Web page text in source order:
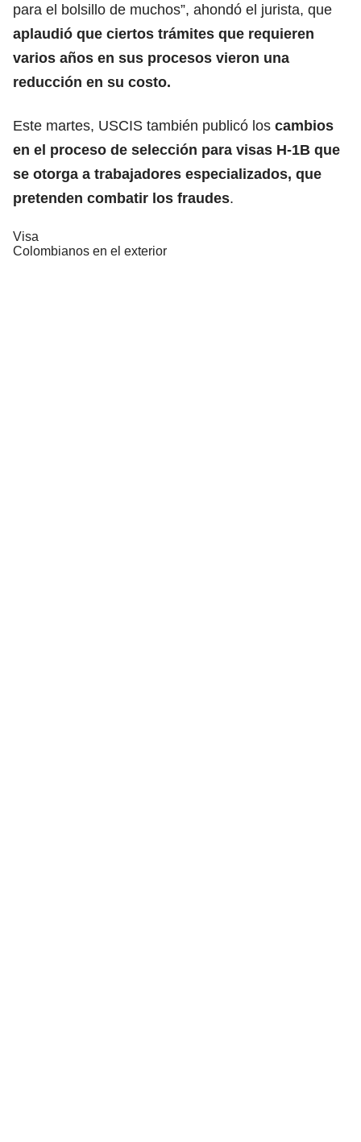
para el bolsillo de muchos”, ahondó el jurista, que
aplaudió que ciertos trámites que requieren
varios años en sus procesos vieron una
reducción en su costo.
Este martes, USCIS también publicó los cambios
en el proceso de selección para visas H-1B que
se otorga a trabajadores especializados, que
pretenden combatir los fraudes.
Visa
Colombianos en el exterior